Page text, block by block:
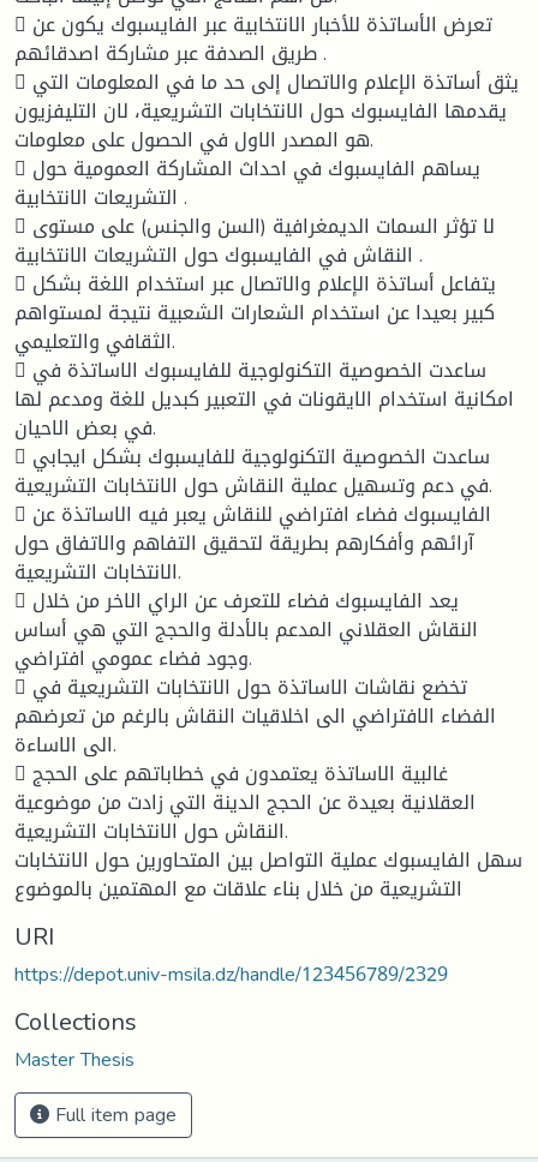
 تعرض الأساتذة للأخبار الانتخابية عبر الفايسبوك يكون عن
طريق الصدفة عبر مشاركة اصدقائهم .
 يثق أساتذة الإعلام والاتصال إلى حد ما في المعلومات التي
يقدمها الفايسبوك حول الانتخابات التشريعية، لان التليفزيون
هو المصدر الاول في الحصول على معلومات.
 يساهم الفايسبوك في احداث المشاركة العمومية حول
التشريعات الانتخابية .
 لا تؤثر السمات الديمغرافية (السن والجنس) على مستوى
النقاش في الفايسبوك حول التشريعات الانتخابية .
 يتفاعل أساتذة الإعلام والاتصال عبر استخدام اللغة بشكل
كبير بعيدا عن استخدام الشعارات الشعبية نتيجة لمستواهم
الثقافي والتعليمي.
 ساعدت الخصوصية التكنولوجية للفايسبوك الاساتذة في
امكانية استخدام الايقونات في التعبير كبديل للغة ومدعم لها
في بعض الاحيان.
 ساعدت الخصوصية التكنولوجية للفايسبوك بشكل ايجابي
في دعم وتسهيل عملية النقاش حول الانتخابات التشريعية.
 الفايسبوك فضاء افتراضي للنقاش يعبر فيه الاساتذة عن
آرائهم وأفكارهم بطريقة لتحقيق التفاهم والاتفاق حول
الانتخابات التشريعية.
 يعد الفايسبوك فضاء للتعرف عن الراي الاخر من خلال
النقاش العقلاني المدعم بالأدلة والحجج التي هي أساس
وجود فضاء عمومي افتراضي.
 تخضع نقاشات الاساتذة حول الانتخابات التشريعية في
الفضاء الافتراضي الى اخلاقيات النقاش بالرغم من تعرضهم
الى الاساءة.
 غالبية الاساتذة يعتمدون في خطاباتهم على الحجج
العقلانية بعيدة عن الحجج الدينة التي زادت من موضوعية
النقاش حول الانتخابات التشريعية.
سهل الفايسبوك عملية التواصل بين المتحاورين حول الانتخابات
التشريعية من خلال بناء علاقات مع المهتمين بالموضوع
URI
https://depot.univ-msila.dz/handle/123456789/2329
Collections
Master Thesis
Full item page